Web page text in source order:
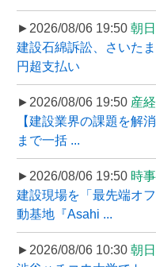
►2026/08/06 19:50 朝
建設石綿訴訟、さいた
円超支払い
►2026/08/06 19:50 産
【建設業界の課題を解
まで一括 ...
►2026/08/06 19:50 時
建設現場を「最先端オ
動基地『Asahi ...
►2026/08/06 10:30 朝